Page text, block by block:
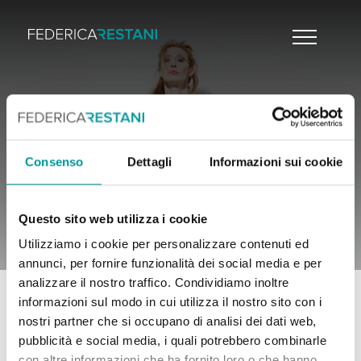
Consenso Dettagli Informazioni sui cookie
Questo sito web utilizza i cookie
Utilizziamo i cookie per personalizzare contenuti ed
annunci, per fornire funzionalità dei social media e per
analizzare il nostro traffico. Condividiamo inoltre
informazioni sul modo in cui utilizza il nostro sito con i
nostri partner che si occupano di analisi dei dati web,
pubblicità e social media, i quali potrebbero combinarle
CONTATTI